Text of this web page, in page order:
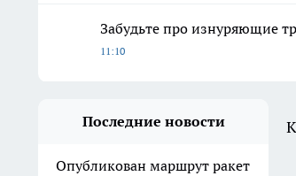
Забудьте про изнуряющие
11:10
Последние новости
Опубликован маршрут ракет